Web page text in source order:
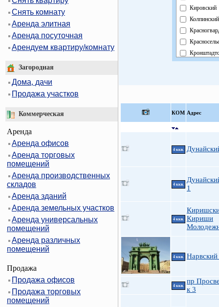
Снять комнату
Аренда элитная
Аренда посуточная
Арендуем квартиру/комнату
Загородная
Дома, дачи
Продажа участков
Коммерческая
Аренда
Аренда офисов
Аренда торговых
помещений
Аренда производственных
складов
Аренда зданий
Аренда земельных участков
Аренда универсальных
помещений
Аренда различных
помещений
Продажа
Продажа офисов
Продажа торговых
помещений
Кировский
Колпинский
КOМ Адрес
4 ккв.
4 ккв.
1
4 ккв.
Кириши
4 ккв.
4 ккв.
пр
к 3